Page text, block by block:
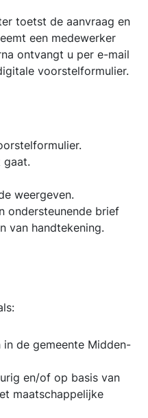
toetst de aanvraag en
een medewerker
ontvangt u per e-mail
voorstelformulier.
gaat.
weergeven.
ondersteunende brief
van handtekening.
de gemeente Midden-
en/of op basis van
maatschappelijke